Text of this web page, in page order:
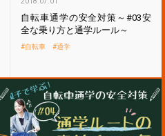
自転車通学の安全対策～#03安
全な乗り方と通学ルール～
自転車 通学